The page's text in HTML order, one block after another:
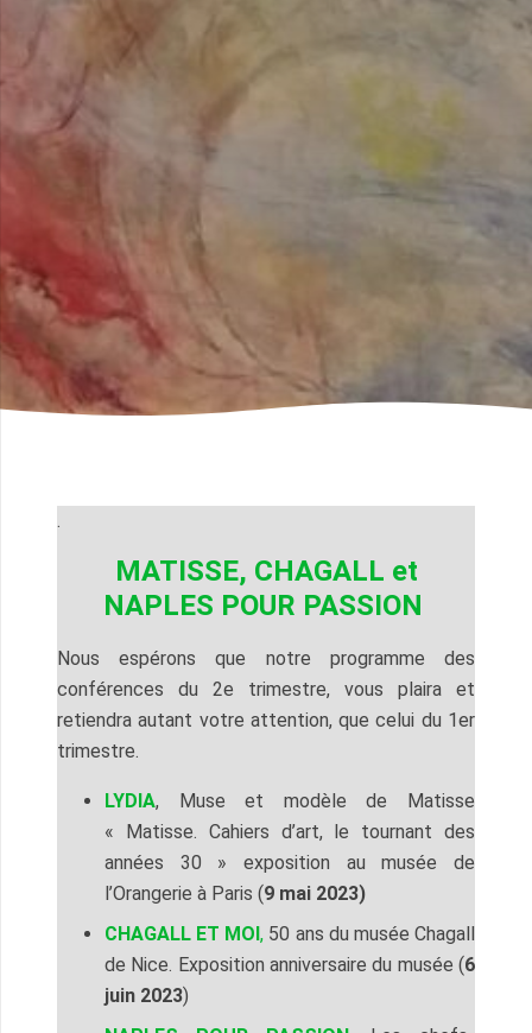
MATISSE, CHAGALL et
NAPLES POUR PASSION
Nous espérons que notre programme des
conférences du 2e trimestre, vous plaira et
retiendra autant votre attention, que celui du 1er
trimestre.
LYDIA, Muse et modèle de Matisse
« Matisse. Cahiers d’art, le tournant des
années 30 » exposition au musée de
l’Orangerie à Paris (9 mai 2023)
CHAGALL ET MOI, 50 ans du musée Chagall
de Nice. Exposition anniversaire du musée (6
juin 2023)